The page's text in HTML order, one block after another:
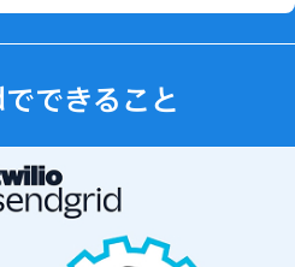
できること